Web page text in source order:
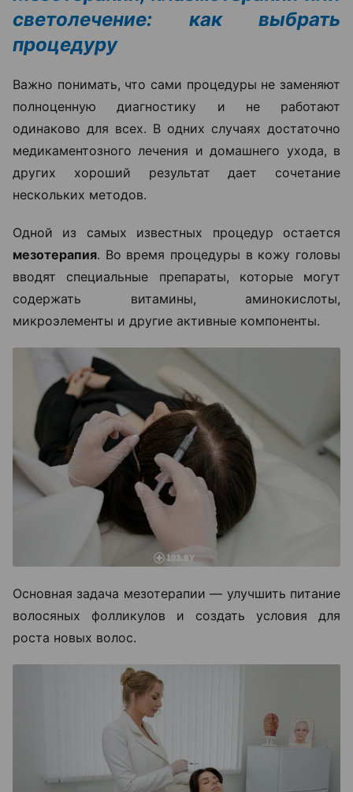
светолечение: как выбрать
процедуру
Важно понимать, что сами процедуры не заменяют
полноценную диагностику и не работают
одинаково для всех. В одних случаях достаточно
медикаментозного лечения и домашнего ухода, в
других хороший результат дает сочетание
нескольких методов.
Одной из самых известных процедур остается
мезотерапия. Во время процедуры в кожу головы
вводят специальные препараты, которые могут
содержать витамины, аминокислоты,
микроэлементы и другие активные компоненты.
Основная задача мезотерапии — улучшить питание
волосяных фолликулов и создать условия для
роста новых волос.